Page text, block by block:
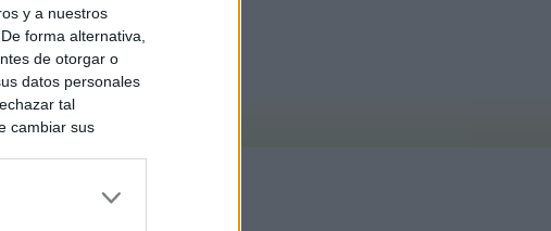
y a nuestros
forma alternativa,
de otorgar o
datos personales
tal
cambiar sus